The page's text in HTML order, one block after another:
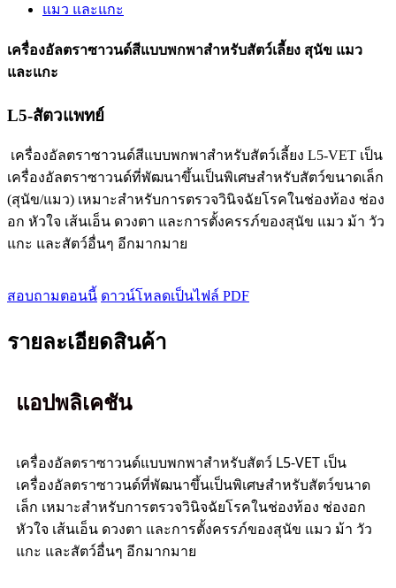
เครื่องอัลตราซาวนด์สีแบบพกพาสำหรับสัตว์เลี้ยง สุนัข แมว
และแกะ
L5-สัตวแพทย์
เครื่องอัลตราซาวนด์สีแบบพกพาสำหรับสัตว์เลี้ยง L5-VET เป็น
เครื่องอัลตราซาวนด์ที่พัฒนาขึ้นเป็นพิเศษสำหรับสัตว์ขนาดเล็ก
(สุนัข/แมว) เหมาะสำหรับการตรวจวินิจฉัยโรคในช่องท้อง ช่อง
อก หัวใจ เส้นเอ็น ดวงตา และการตั้งครรภ์ของสุนัข แมว ม้า วัว
แกะ และสัตว์อื่นๆ อีกมากมาย
สอบถามตอนนี้ ดาวน์โหลดเป็นไฟล์ PDF
รายละเอียดสินค้า
แอปพลิเคชัน
เครื่องอัลตราซาวนด์แบบพกพาสำหรับสัตว์ L5-VET เป็น
เครื่องอัลตราซาวนด์ที่พัฒนาขึ้นเป็นพิเศษสำหรับสัตว์ขนาด
เล็ก เหมาะสำหรับการตรวจวินิจฉัยโรคในช่องท้อง ช่องอก
หัวใจ เส้นเอ็น ดวงตา และการตั้งครรภ์ของสุนัข แมว ม้า วัว
แกะ และสัตว์อื่นๆ อีกมากมาย